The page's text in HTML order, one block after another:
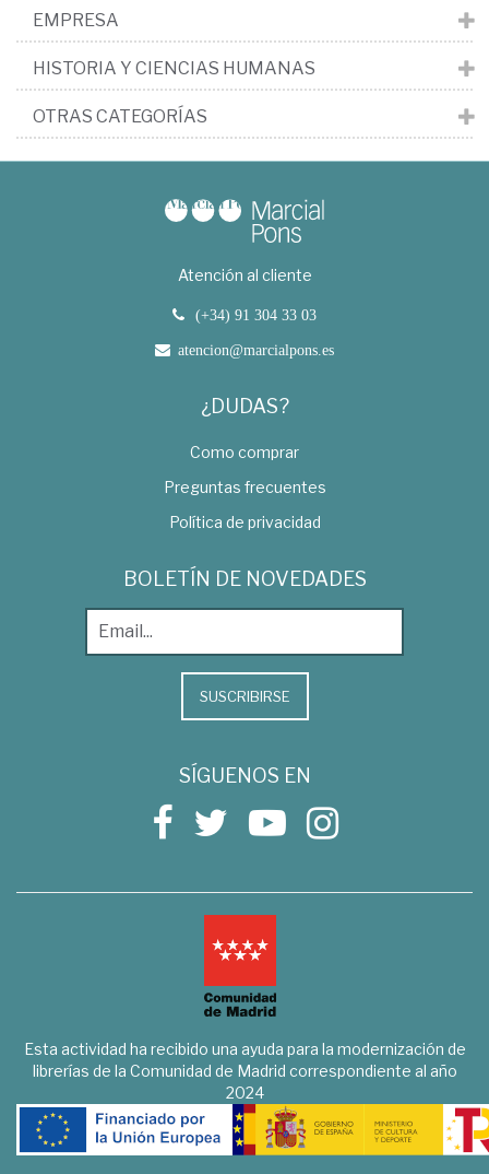
EMPRESA
HISTORIA Y CIENCIAS HUMANAS
OTRAS CATEGORÍAS
Atención al cliente
(+34) 91 304 33 03
atencion@marcialpons.es
¿DUDAS?
Como comprar
Preguntas frecuentes
Política de privacidad
BOLETÍN DE NOVEDADES
SUSCRIBIRSE
SÍGUENOS EN
Esta actividad ha recibido una ayuda para la modernización de
librerías de la Comunidad de Madrid correspondiente al año
2024